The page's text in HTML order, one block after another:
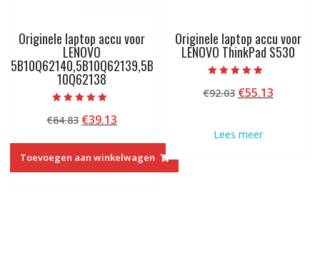
Originele laptop accu voor
LENOVO
5B10Q62140,5B10Q62139,5B
10Q62138
5.00
van 5
€64.83 Oorspronkelijke
was:
€64.83.
€39.13
is:
€39.13.
Toevoegen aan winkelwagen
Originele laptop accu voor
LENOVO ThinkPad S530
5.00
van 5
€92.03
€92.03.
€55.13Huidige
Lees meer